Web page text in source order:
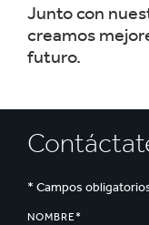
Junto con
creamos
futuro.
* Campos
NOMBRE*